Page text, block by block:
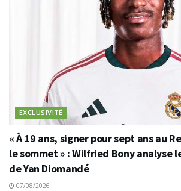
EXCLUSIVITÉ
« À 19 ans, signer pour sept ans au
le sommet » : Wilfried Bony analyse
de Yan Diomandé
07/08/2026